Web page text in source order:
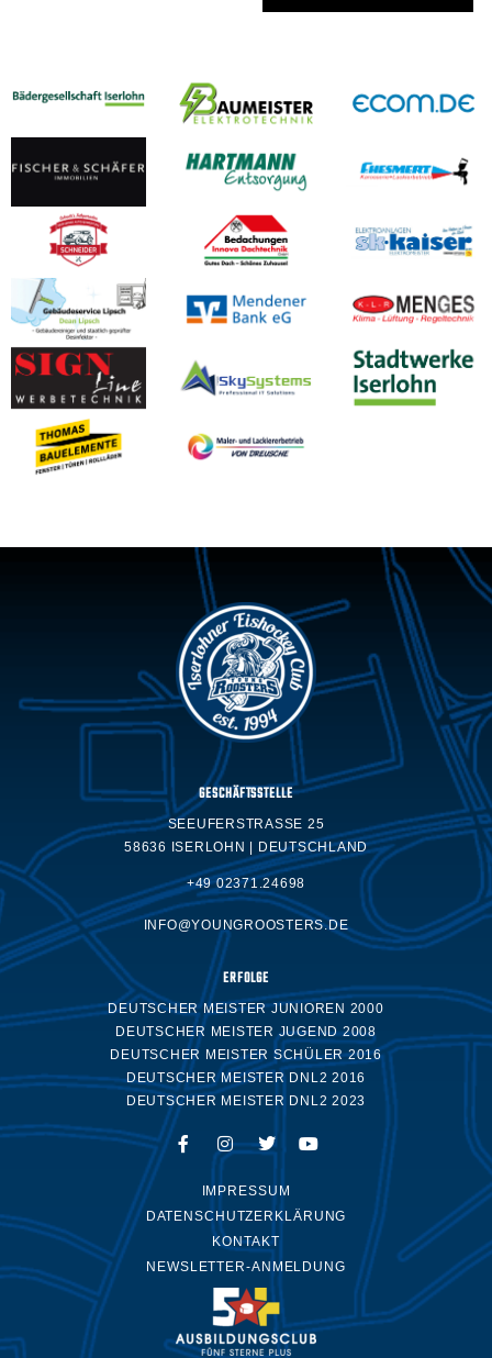
GESCHÄFTSSTELLE
SEEUFERSTRASSE 25
58636 ISERLOHN | DEUTSCHLAND
+49 02371.24698
INFO@YOUNGROOSTERS.DE
ERFOLGE
DEUTSCHER MEISTER JUNIOREN 2000
DEUTSCHER MEISTER JUGEND 2008
DEUTSCHER MEISTER SCHÜLER 2016
DEUTSCHER MEISTER DNL2 2016
DEUTSCHER MEISTER DNL2 2023
IMPRESSUM
DATENSCHUTZERKLÄRUNG
KONTAKT
NEWSLETTER-ANMELDUNG